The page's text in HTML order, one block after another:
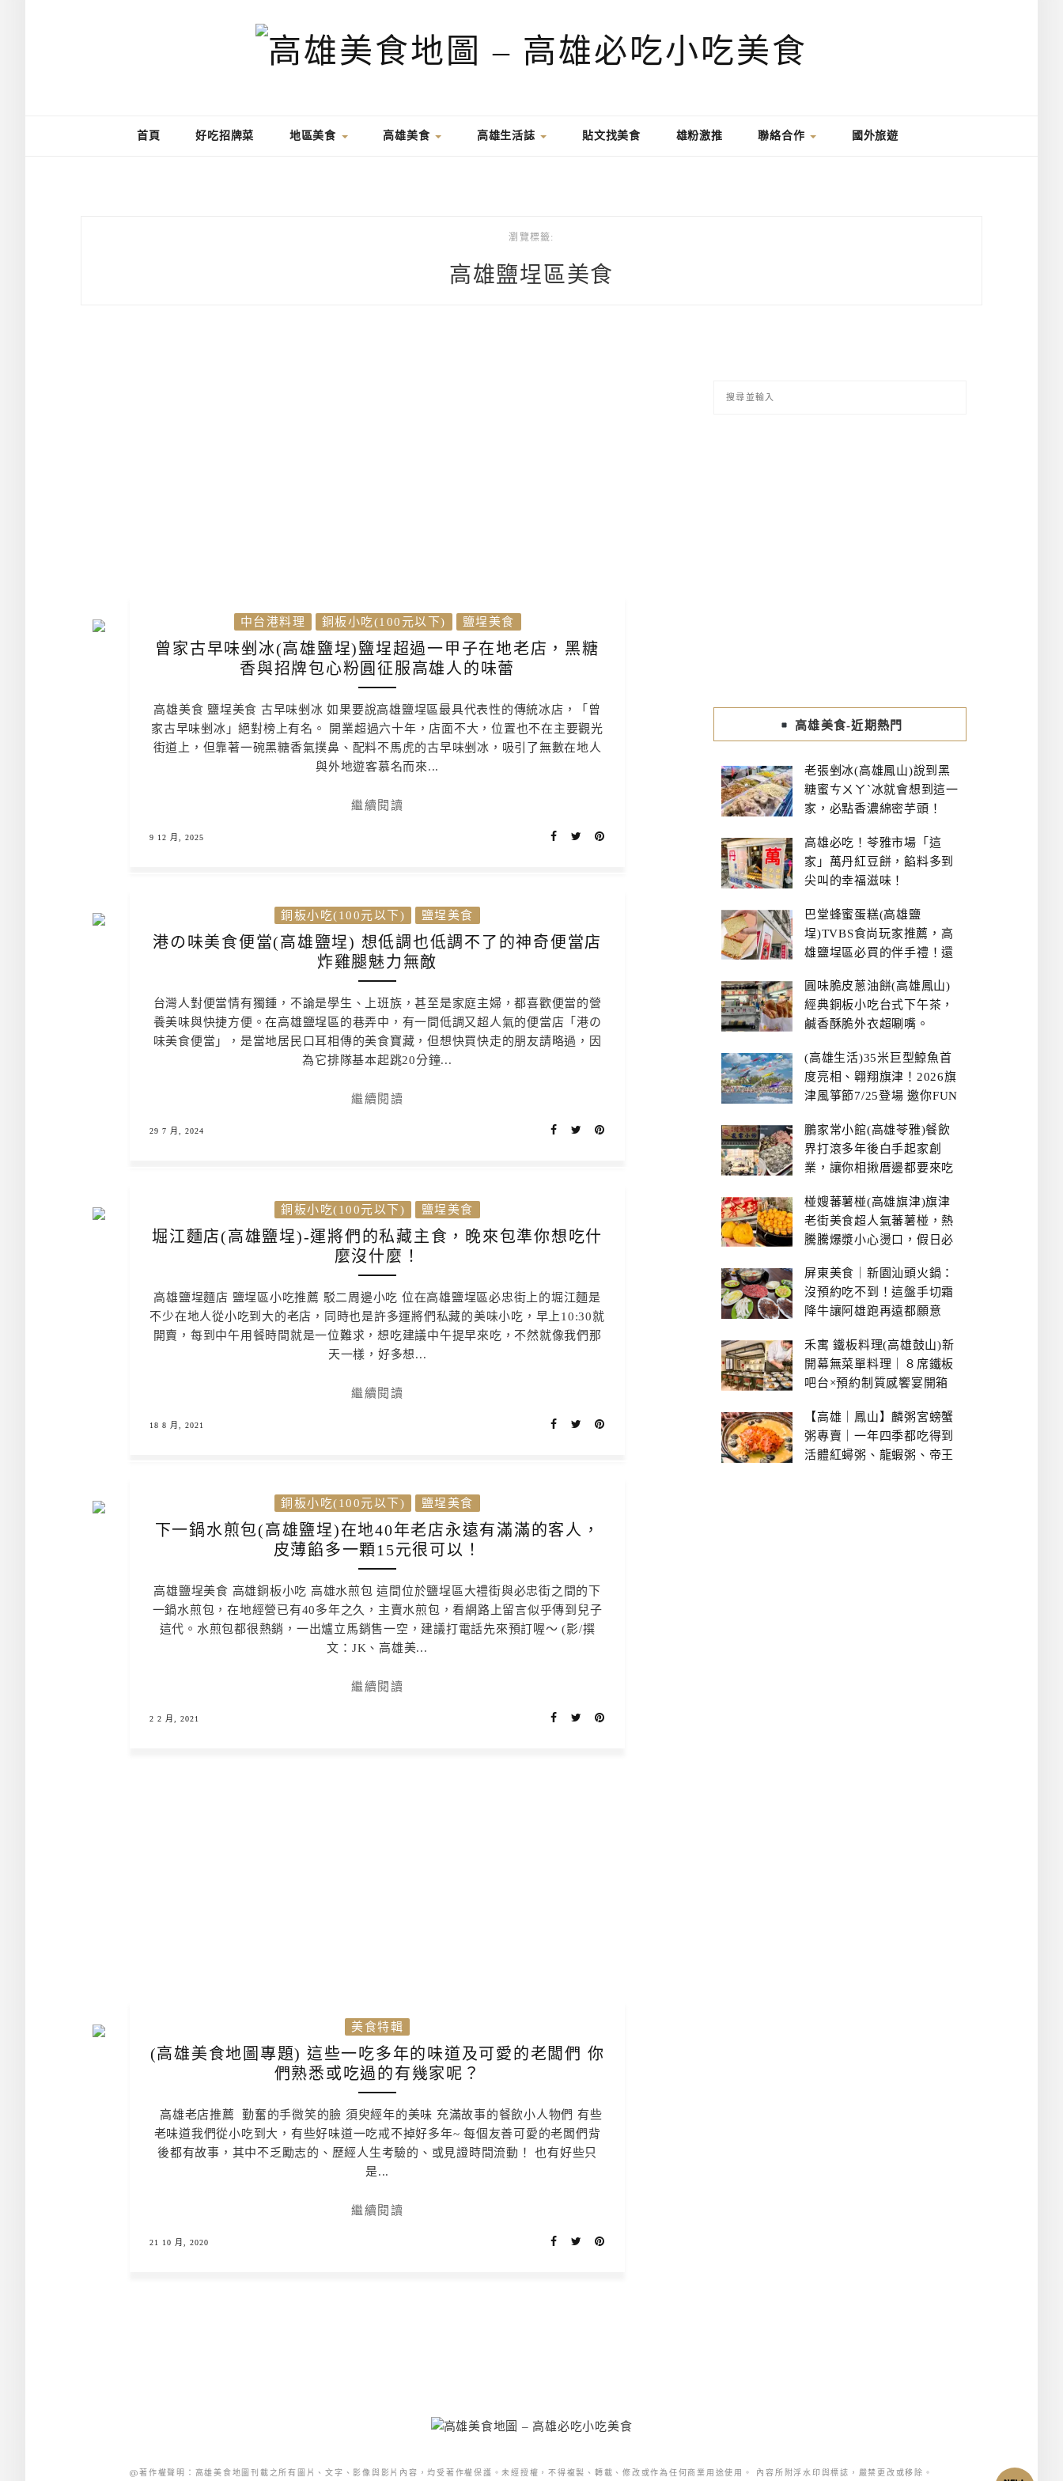
首頁 好吃招牌菜 地區美食 高雄美食 高雄生活誌 貼文找美食 雄粉激推 聯絡合作 國外旅遊
瀏覽標籤:
高雄鹽埕區美食
中台港料理 銅板小吃(100元以下) 鹽埕美食
曾家古早味剉冰(高雄鹽埕)鹽埕超過一甲子在地老店，黑糖
香與招牌包心粉圓征服高雄人的味蕾
高雄美食 鹽埕美食 古早味剉冰 如果要說高雄鹽埕區最具代表性的傳統冰店，「曾
家古早味剉冰」絕對榜上有名。 開業超過六十年，店面不大，位置也不在主要觀光
街道上，但靠著一碗黑糖香氣撲鼻、配料不馬虎的古早味剉冰，吸引了無數在地人
與外地遊客慕名而來...
繼續閱讀
9 12 月, 2025
銅板小吃(100元以下) 鹽埕美食
港の味美食便當(高雄鹽埕) 想低調也低調不了的神奇便當店
炸雞腿魅力無敵
台灣人對便當情有獨鍾，不論是學生、上班族，甚至是家庭主婦，都喜歡便當的營
養美味與快捷方便。在高雄鹽埕區的巷弄中，有一間低調又超人氣的便當店「港の
味美食便當」，是當地居民口耳相傳的美食寶藏，但想快買快走的朋友請略過，因
為它排隊基本起跳20分鐘...
繼續閱讀
29 7 月, 2024
銅板小吃(100元以下) 鹽埕美食
堀江麵店(高雄鹽埕)-運將們的私藏主食，晚來包準你想吃什
麼沒什麼！
高雄鹽埕麵店 鹽埕區小吃推薦 駁二周邊小吃 位在高雄鹽埕區必忠街上的堀江麵是
不少在地人從小吃到大的老店，同時也是許多運將們私藏的美味小吃，早上10:30就
開賣，每到中午用餐時間就是一位難求，想吃建議中午提早來吃，不然就像我們那
天一樣，好多想...
繼續閱讀
18 8 月, 2021
銅板小吃(100元以下) 鹽埕美食
下一鍋水煎包(高雄鹽埕)在地40年老店永遠有滿滿的客人，
皮薄餡多一顆15元很可以！
高雄鹽埕美食 高雄銅板小吃 高雄水煎包 這間位於鹽埕區大禮街與必忠街之間的下
一鍋水煎包，在地經營已有40多年之久，主賣水煎包，看網路上留言似乎傳到兒子
這代。水煎包都很熱銷，一出爐立馬銷售一空，建議打電話先來預訂喔～ (影/撰
文：JK、高雄美...
繼續閱讀
2 2 月, 2021
美食特輯
(高雄美食地圖專題) 這些一吃多年的味道及可愛的老闆們 你
們熟悉或吃過的有幾家呢？
高雄老店推薦 勤奮的手微笑的臉 須臾經年的美味 充滿故事的餐飲小人物們 有些
老味道我們從小吃到大，有些好味道一吃戒不掉好多年~ 每個友善可愛的老闆們背
後都有故事，其中不乏勵志的、歷經人生考驗的、或見證時間流動！ 也有好些只
是...
繼續閱讀
21 10 月, 2020
高雄美食-近期熱門
老張剉冰(高雄鳳山)說到黑
糖蜜ㄘㄨㄚˋ冰就會想到這一
家，必點香濃綿密芋頭！
高雄必吃！苓雅市場「這
家」萬丹紅豆餅，餡料多到
尖叫的幸福滋味！
巴堂蜂蜜蛋糕(高雄鹽
埕)TVBS食尚玩家推薦，高
雄鹽埕區必買的伴手禮！還
圓味脆皮蔥油餅(高雄鳳山)
經典銅板小吃台式下午茶，
鹹香酥脆外衣超唰嘴。
(高雄生活)35米巨型鯨魚首
度亮相、翱翔旗津！2026旗
津風箏節7/25登場 邀你FUN
鵬家常小館(高雄苓雅)餐飲
界打滾多年後白手起家創
業，讓你相揪厝邊都要來吃
椪嫂蕃薯椪(高雄旗津)旗津
老街美食超人氣蕃薯椪，熱
騰騰爆漿小心燙口，假日必
屏東美食｜新園汕頭火鍋：
沒預約吃不到！這盤手切霜
降牛讓阿雄跑再遠都願意
禾寓 鐵板料理(高雄鼓山)新
開幕無菜單料理｜８席鐵板
吧台×預約制質感饗宴開箱
【高雄｜鳳山】麟粥宮螃蟹
粥專賣｜一年四季都吃得到
活體紅蟳粥、龍蝦粥、帝王
@著作權聲明：高雄美食地圖刊載之所有圖片、文字、影像與影片內容，均受著作權保護。未經授權，不得複製、轉載、修改或作為任何商業用途使用。 內容所附浮水印與標誌，嚴禁更改或移除。